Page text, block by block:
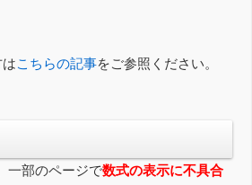
こちらの記事をご参照ください。
一部のページで数式の表示に不具合